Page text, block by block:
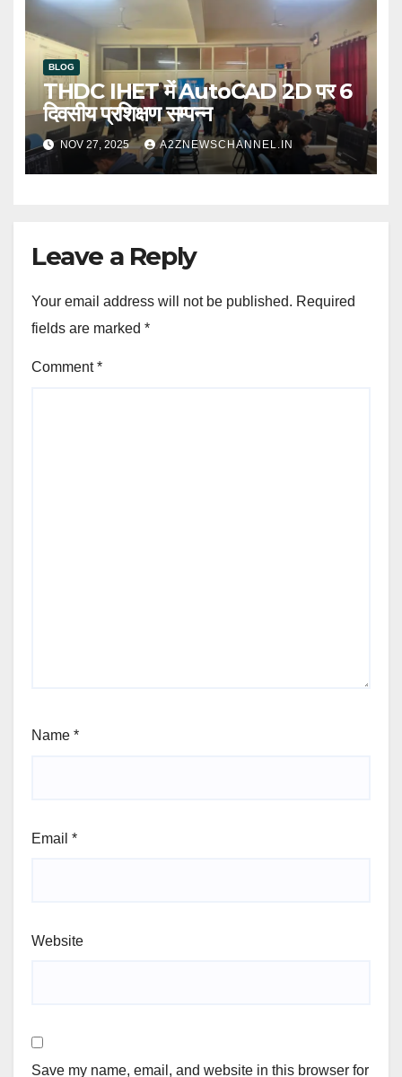
BLOG
THDC IHET में AutoCAD 2D पर 6
दिवसीय प्रशिक्षण सम्पन्न
NOV 27, 2025 A2ZNEWSCHANNEL.IN
Leave a Reply
Your email address will not be published. Required
fields are marked *
Comment*
Name *
Email *
Website
Save my name, email, and website in this browser for